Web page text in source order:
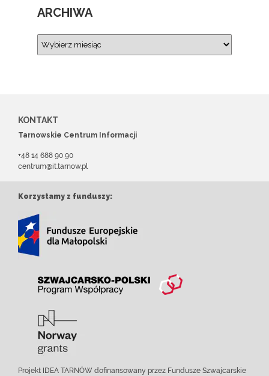
ARCHIWA
KONTAKT
Tarnowskie Centrum Informacji
+48 14 688 90 90
centrum@it.tarnow.pl
Korzystamy z funduszy:
Projekt IDEA TARNÓW dofinansowany przez Fundusze Szwajcarskie